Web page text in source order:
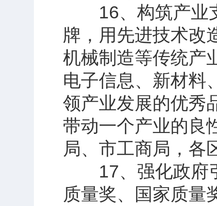
16、构筑产业支
牌，用先进技术改
机械制造等传统产
电子信息、新材料
领产业发展的优秀
带动一个产业的良
局、市工商局，各
17、强化政府引
质量奖、国家质量